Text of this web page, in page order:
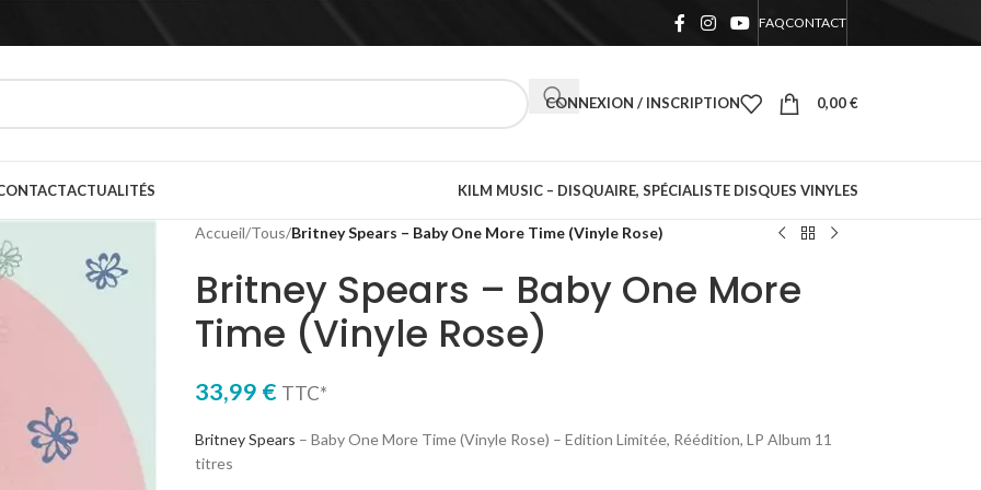
FAQCONTACT
CONNEXION / INSCRIPTION 0,00€
ACTUALITÉS KILM MUSIC – DISQUAIRE, SPÉCIALISTE DISQUES VINYLES
Accueil/Tous/Britney Spears – Baby One More Time (Vinyle Rose)
Britney Spears – Baby One More
Time (Vinyle Rose)
33,99 € TTC*
Britney Spears – Baby One More Time (Vinyle Rose) – Edition Limitée, Réédition, LP Album 11
titres